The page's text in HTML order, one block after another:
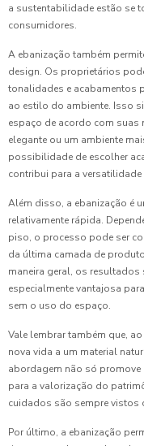
a sustentabilidade estão se
consumidores.
A ebanização também
design. Os proprietários
tonalidades e acabamentos
ao estilo do ambiente. Isso
espaço de acordo com suas
elegante ou um ambiente
possibilidade de escolher
contribui para a versatilidade
Além disso, a ebanização é
relativamente rápida.
piso, o processo pode ser
da última camada de
maneira geral, os
especialmente vantajosa
sem o uso do espaço.
Vale lembrar também que,
nova vida a um material
abordagem não só promove
para a valorização do
cuidados são sempre vistos
Por último, a ebanização